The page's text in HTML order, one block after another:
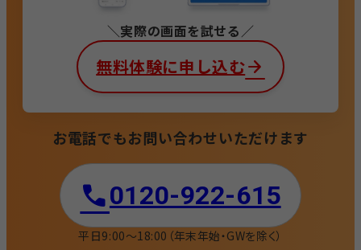
実際の画面を試せる
無料体験に申し込む
お電話でもお問い合わせいただけます
0120-922-615​
平日9:00〜18:00 （年末年始・GWを除く）